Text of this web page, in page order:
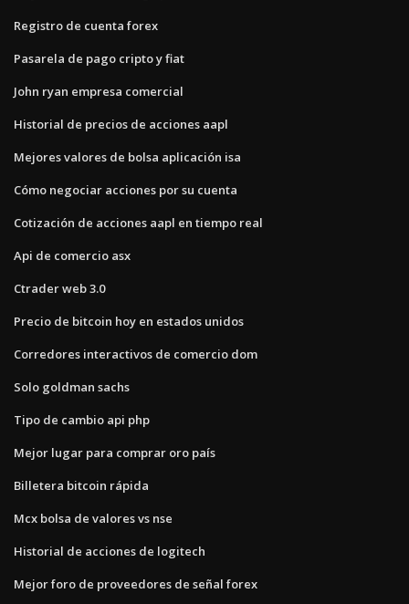
Registro de cuenta forex
Pasarela de pago cripto y fiat
John ryan empresa comercial
Historial de precios de acciones aapl
Mejores valores de bolsa aplicación isa
Cómo negociar acciones por su cuenta
Cotización de acciones aapl en tiempo real
Api de comercio asx
Ctrader web 3.0
Precio de bitcoin hoy en estados unidos
Corredores interactivos de comercio dom
Solo goldman sachs
Tipo de cambio api php
Mejor lugar para comprar oro país
Billetera bitcoin rápida
Mcx bolsa de valores vs nse
Historial de acciones de logitech
Mejor foro de proveedores de señal forex